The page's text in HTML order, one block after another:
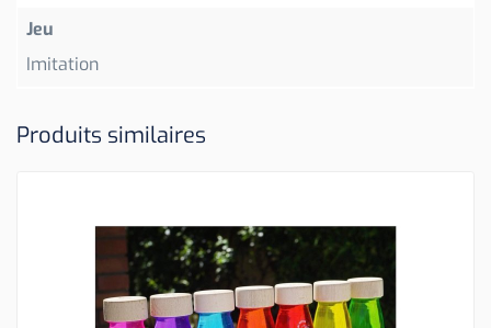
Jeu
Imitation
Produits similaires